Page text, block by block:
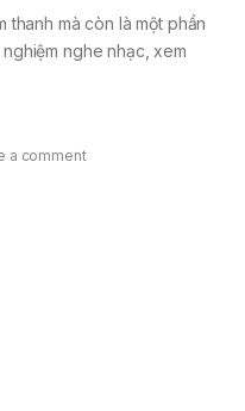
thanh mà còn là một phần
nghe nhạc, xem
a comment